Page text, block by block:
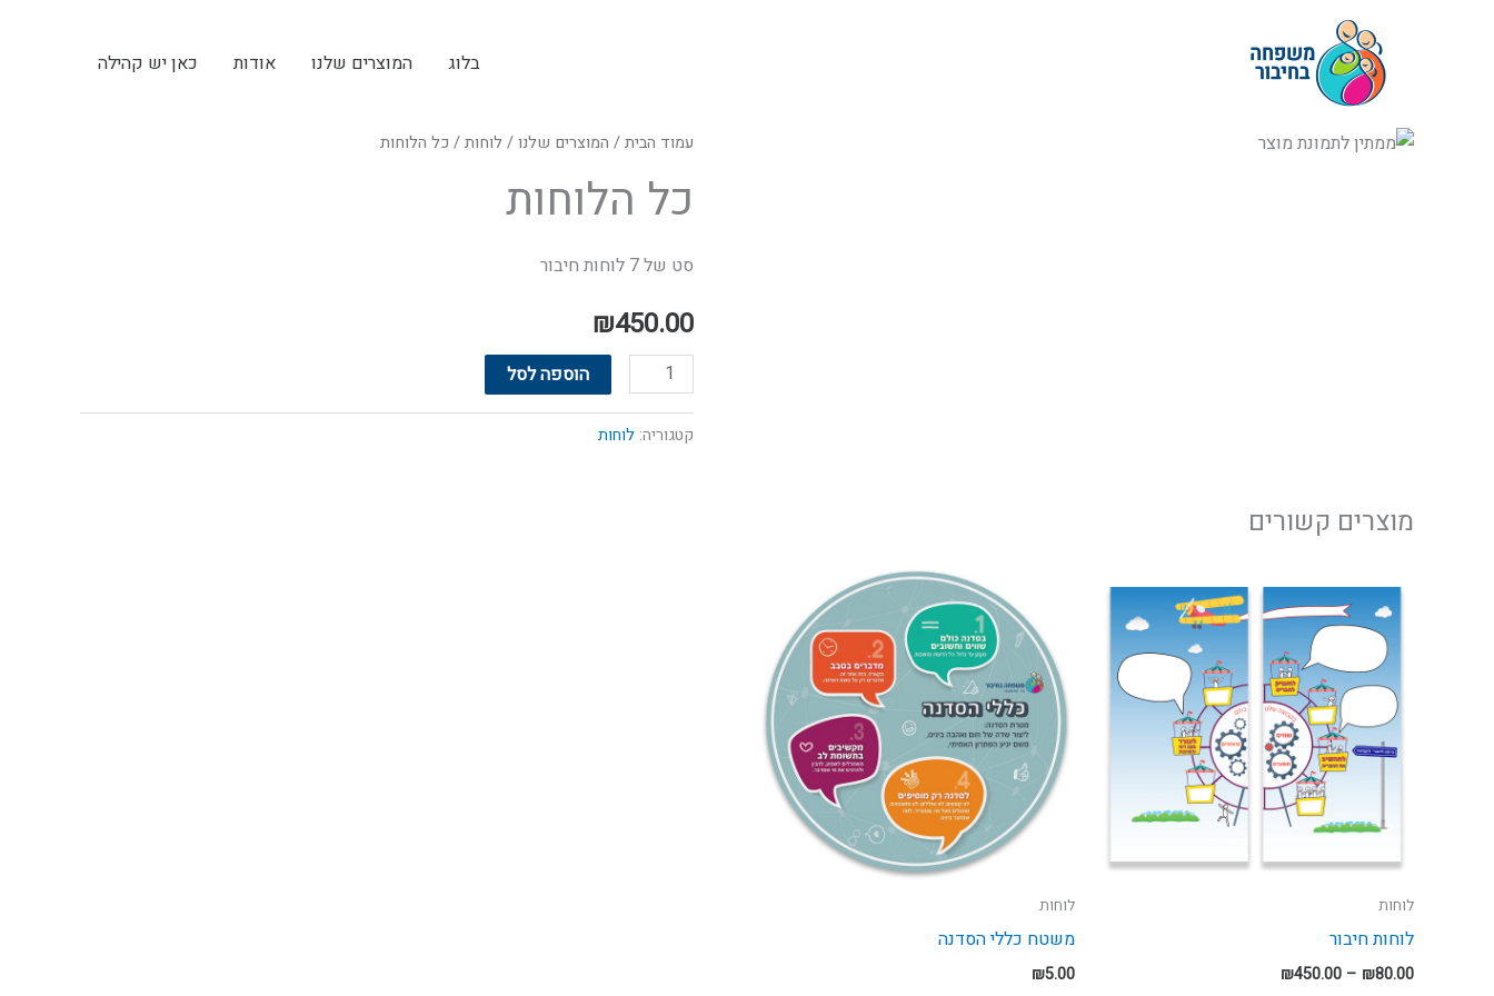
בלוג המוצרים שלנו אודות כאן יש קהילה
עמוד הבית/ המוצרים שלנו/לוחות/ כל הלוחות
כל הלוחות
סט של 7 לוחות חיבור
₪450.00
כמות
כל
הוספה לסל
קטגוריה: לוחות
מוצרים קשורים
לוחות
לוחות חיבור
₪80.00
–
₪450.00
מחירים:
לוחות
משטח כללי הסדנה
₪5.00